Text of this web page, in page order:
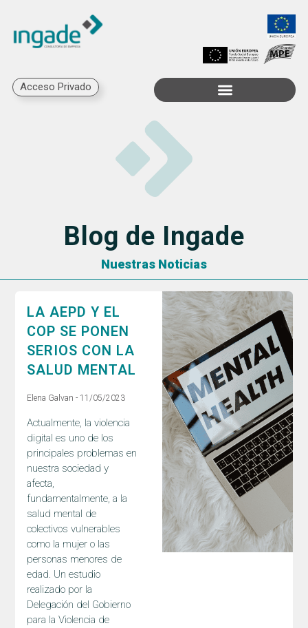
Acceso Privado
Blog de Ingade
Nuestras Noticias
LA AEPD Y EL
COP SE PONEN
SERIOS CON LA
SALUD MENTAL
Elena Galvan 11/05/2023
Actualmente, la violencia
digital es uno de los
principales problemas en
nuestra sociedad y
afecta,
fundamentalmente, a la
salud mental de
colectivos vulnerables
como la mujer o las
personas menores de
edad. Un estudio
realizado por la
Delegación del Gobierno
para la Violencia de